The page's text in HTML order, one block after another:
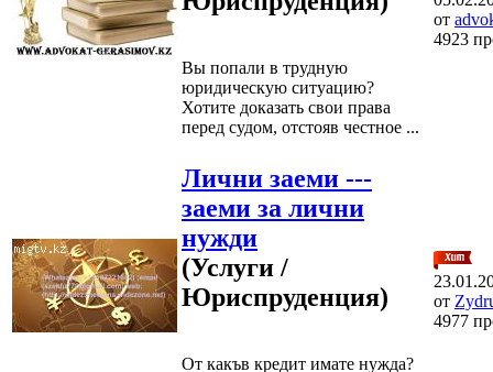
Вы попали в трудную
юридическую ситуацию?
Хотите доказать свои права
перед судом, отстояв честное ...
от
4923
Лични заеми ---
заеми за лични
нужди
(Услуги /
Юриспруденция)
От какъв кредит имате нужда?
от
4977